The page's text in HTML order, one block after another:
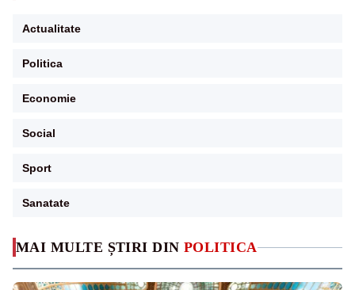
MAI MULTE ȘTIRI DIN POLITICA
Actualitate
Politica
Economie
Social
Sport
Sanatate